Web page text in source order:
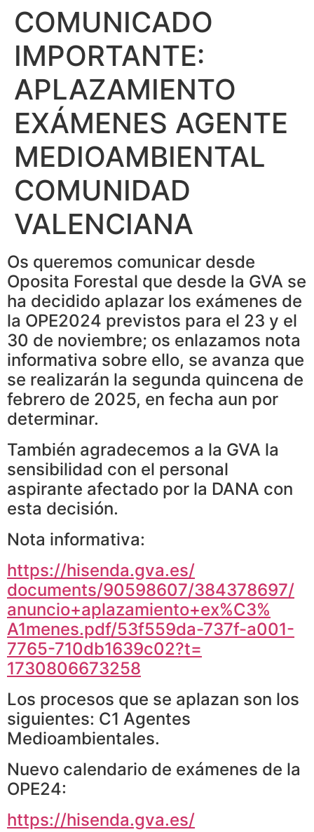
COMUNICADO
IMPORTANTE:
APLAZAMIENTO
EXÁMENES AGENTE
MEDIOAMBIENTAL
COMUNIDAD
VALENCIANA
Os queremos comunicar desde
Oposita Forestal que desde la GVA se
ha decidido aplazar los exámenes de
la OPE2024 previstos para el 23 y el
30 de noviembre; os enlazamos nota
informativa sobre ello, se avanza que
se realizarán la segunda quincena de
febrero de 2025, en fecha aun por
determinar.
También agradecemos a la GVA la
sensibilidad con el personal
aspirante afectado por la DANA con
esta decisión.
Nota informativa:
https://hisenda.gva.es/
documents/90598607/384378697/
anuncio+aplazamiento+ex%C3%
A1menes.pdf/53f559da-737f-a001-
7765-710db1639c02?t=
1730806673258
Los procesos que se aplazan son los
siguientes: C1 Agentes
Medioambientales.
Nuevo calendario de exámenes de la
OPE24:
https://hisenda.gva.es/